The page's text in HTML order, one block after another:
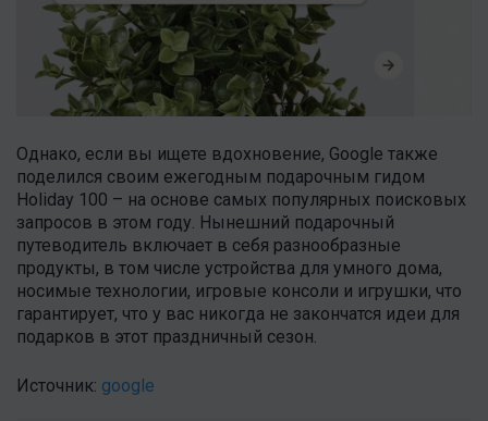
Однако, если вы ищете вдохновение, Google также
поделился своим ежегодным подарочным гидом
Holiday 100 – на основе самых популярных поисковых
запросов в этом году. Нынешний подарочный
путеводитель включает в себя разнообразные
продукты, в том числе устройства для умного дома,
носимые технологии, игровые консоли и игрушки, что
гарантирует, что у вас никогда не закончатся идеи для
подарков в этот праздничный сезон.
Источник: google